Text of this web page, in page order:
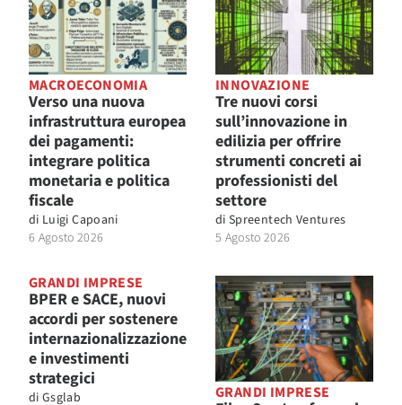
MACROECONOMIA
Verso una nuova
infrastruttura europea
dei pagamenti:
integrare politica
monetaria e politica
fiscale
di Luigi Capoani
6 Agosto 2026
INNOVAZIONE
Tre nuovi corsi
sull’innovazione in
edilizia per offrire
strumenti concreti ai
professionisti del
settore
di Spreentech Ventures
5 Agosto 2026
GRANDI IMPRESE
BPER e SACE, nuovi
accordi per sostenere
internazionalizzazione
e investimenti
strategici
di Gsglab
GRANDI IMPRESE